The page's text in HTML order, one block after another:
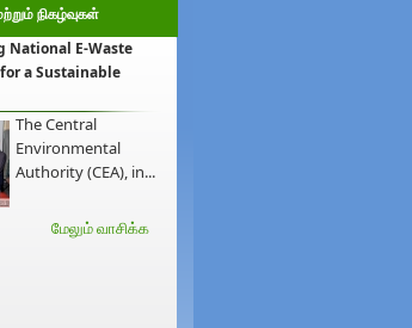
நிகழ்வுகள்
National E-Waste
a Sustainable
The Central
Environmental
Authority (CEA), in...
மேலும் வாசிக்க